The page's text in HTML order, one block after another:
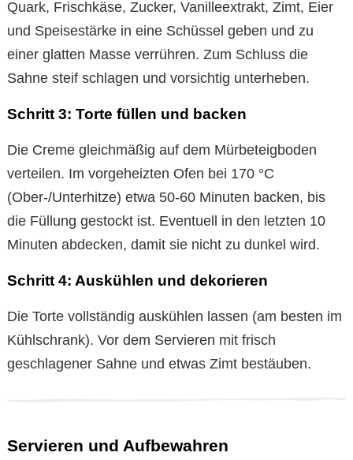
Quark, Frischkäse, Zucker, Vanilleextrakt, Zimt, Eier
und Speisestärke in eine Schüssel geben und zu
einer glatten Masse verrühren. Zum Schluss die
Sahne steif schlagen und vorsichtig unterheben.
Schritt 3: Torte füllen und backen
Die Creme gleichmäßig auf dem Mürbeteigboden
verteilen. Im vorgeheizten Ofen bei 170 °C
(Ober-/Unterhitze) etwa 50-60 Minuten backen, bis
die Füllung gestockt ist. Eventuell in den letzten 10
Minuten abdecken, damit sie nicht zu dunkel wird.
Schritt 4: Auskühlen und dekorieren
Die Torte vollständig auskühlen lassen (am besten im
Kühlschrank). Vor dem Servieren mit frisch
geschlagener Sahne und etwas Zimt bestäuben.
Servieren und Aufbewahren